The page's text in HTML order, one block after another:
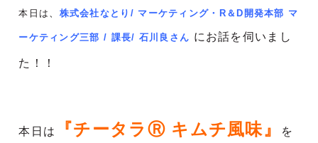
本日は 株式会社なとり / マーケティング・R＆D開発本部 マ
ーケティング三部 / 課長/ 石川良さん にお話を伺いまし
た！！
本日は 『チータラⓇ キムチ風味』 を